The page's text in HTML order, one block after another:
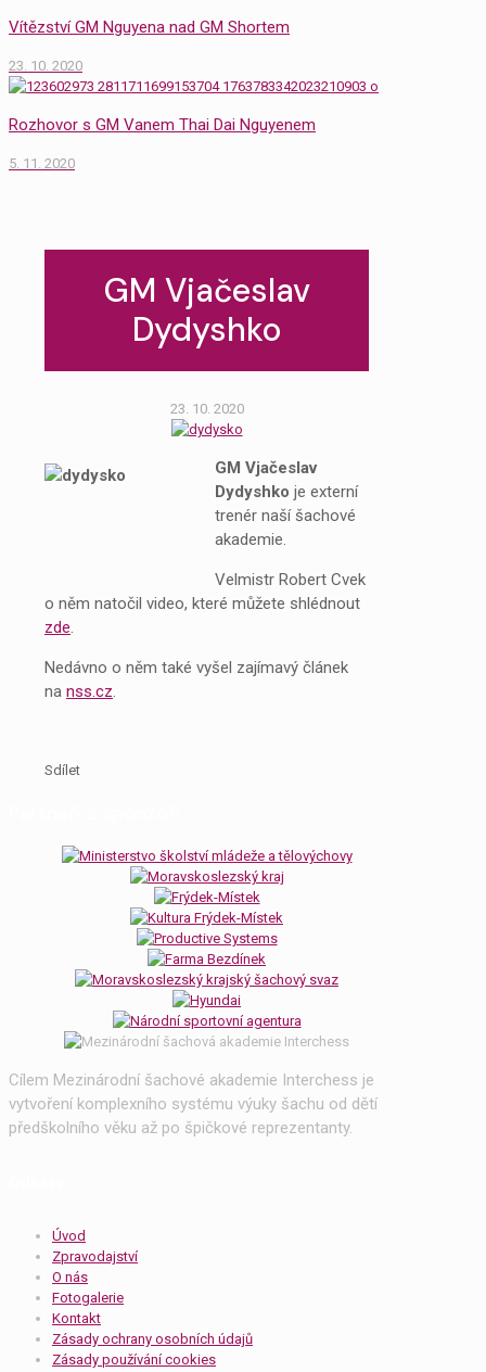
Vítězství GM Nguyena nad GM Shortem
23. 10. 2020
Rozhovor s GM Vanem Thai Dai Nguyenem
5. 11. 2020
GM Vjačeslav
Dydyshko
23. 10. 2020
GM Vjačeslav
Dydyshko je externí
trenér naší šachové
akademie.
Velmistr Robert Cvek
o něm natočil video, které můžete shlédnout
zde.
Nedávno o něm také vyšel zajímavý článek
na nss.cz.
Sdílet
Cílem Mezinárodní šachové akademie Interchess je
vytvoření komplexního systému výuky šachu od dětí
předškolního věku až po špičkové reprezentanty.
Úvod
Zpravodajství
O nás
Fotogalerie
Kontakt
Zásady ochrany osobních údajů
Zásady používání cookies